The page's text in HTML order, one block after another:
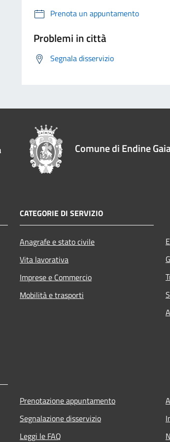
Prenota un appuntamento
Problemi in città
Segnala disservizio
Comune di Endine
CATEGORIE DI SERVIZIO
Anagrafe e stato civile
Vita lavorativa
Imprese e Commercio
Mobilità e trasporti
Prenotazione appuntamento
Segnalazione disservizio
Leggi le FAQ